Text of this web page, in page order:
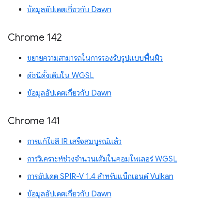
ข้อมูลอัปเดตเกี่ยวกับ Dawn
Chrome 142
ขยายความสามารถในการรองรับรูปแบบพื้นผิว
ดัชนีดั้งเดิมใน WGSL
ข้อมูลอัปเดตเกี่ยวกับ Dawn
Chrome 141
การแก้ไขสี IR เสร็จสมบูรณ์แล้ว
การวิเคราะห์ช่วงจำนวนเต็มในคอมไพเลอร์ WGSL
การอัปเดต SPIR-V 1.4 สำหรับแบ็กเอนด์ Vulkan
ข้อมูลอัปเดตเกี่ยวกับ Dawn